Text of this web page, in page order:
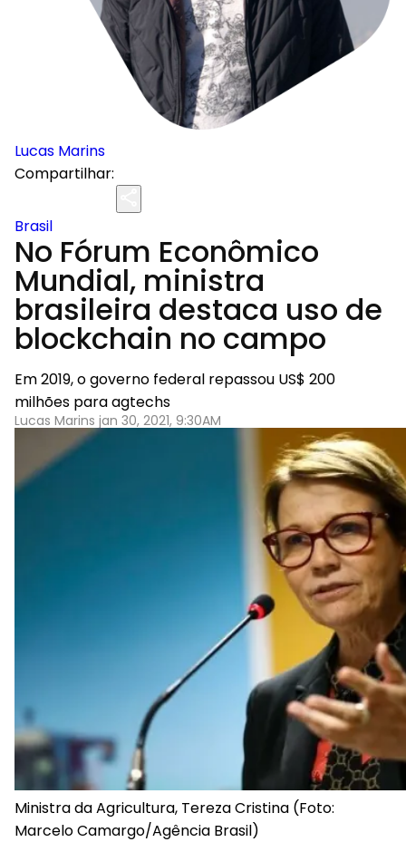
Lucas Marins
Compartilhar:
Brasil
No Fórum Econômico
Mundial, ministra
brasileira destaca uso de
blockchain no campo
Em 2019, o governo federal repassou US$ 200
milhões para agtechs
Lucas Marins jan 30, 2021, 9:30AM
Ministra da Agricultura, Tereza Cristina (Foto:
Marcelo Camargo/Agência Brasil)